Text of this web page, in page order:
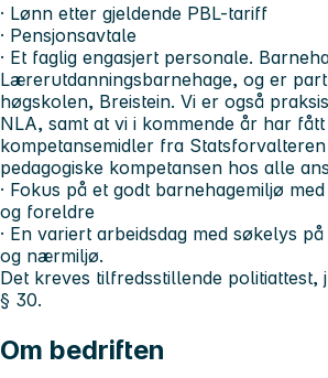
· Lønn etter gjeldende PBL-tariff
· Pensjonsavtale
· Et faglig engasjert personale.
Lærerutdanningsbarnehage, og er
høgskolen, Breistein. Vi er også
NLA, samt at vi i kommende år har
kompetansemidler fra
pedagogiske kompetansen hos alle
· Fokus på et godt barnehagemiljø
og foreldre
· En variert arbeidsdag med søkelys
og nærmiljø.
Det kreves tilfredsstillende politiattest,
§ 30.
Om bedriften